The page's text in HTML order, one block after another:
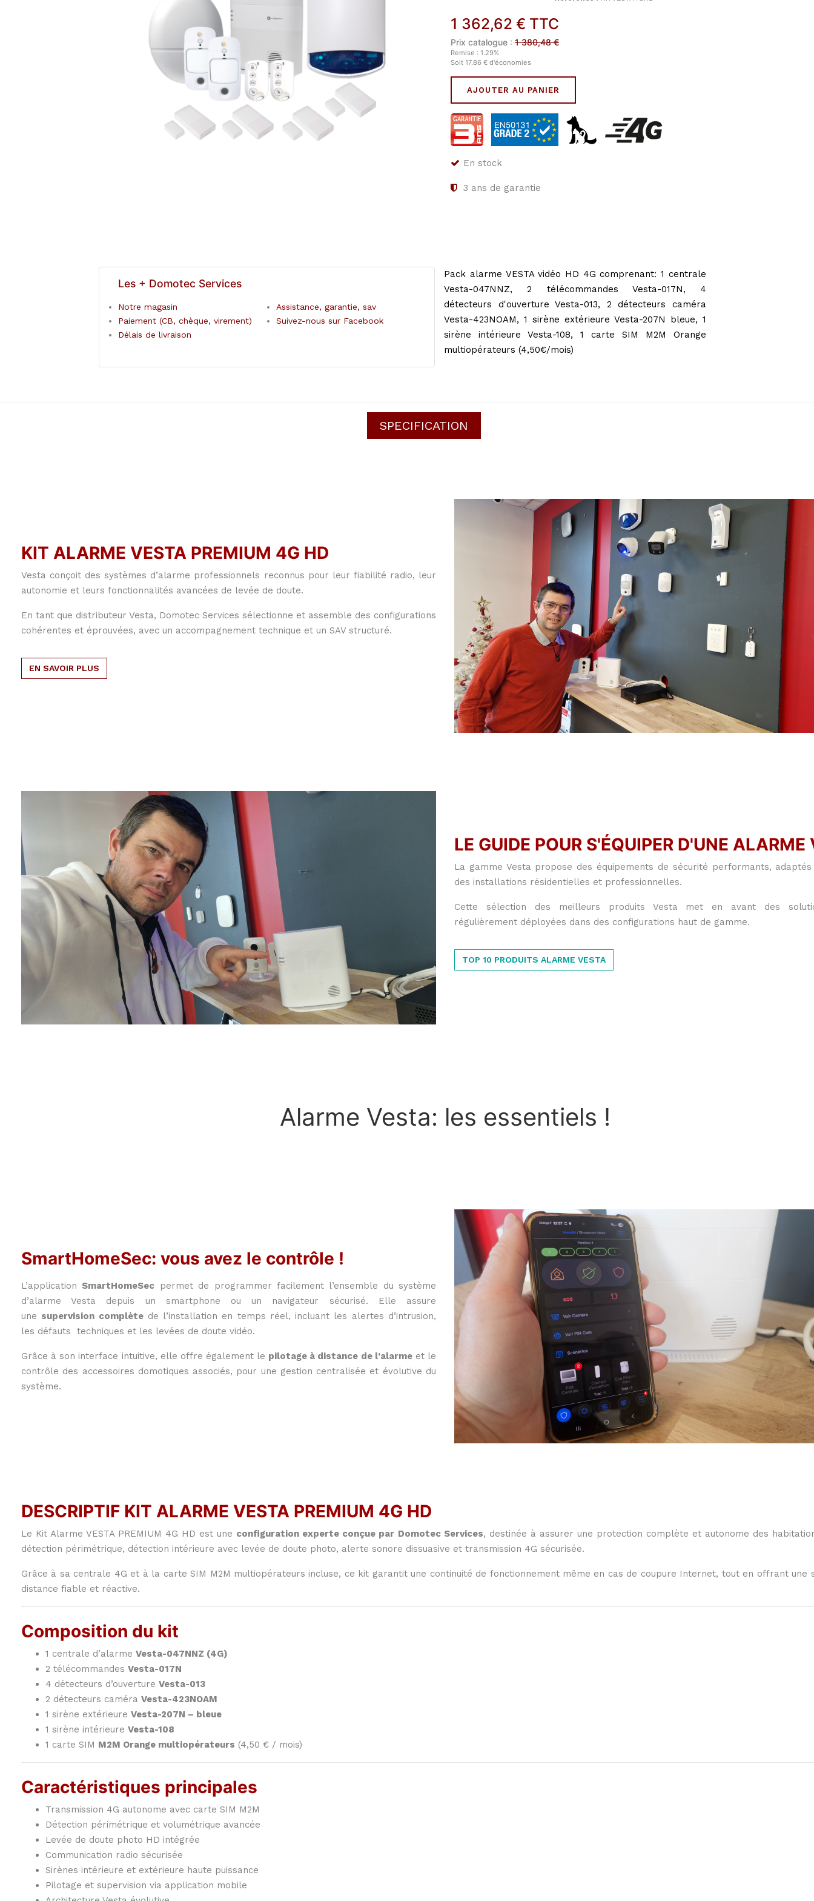
1 362,62 € TTC
Prix catalogue : 1 380,48€
Remise : 1.29%
Soit 17.86 € d'économies
AJOUTER AU PANIER
En stock
3 ans de garantie
Pack alarme VESTA vidéo HD 4G comprenant: 1 centrale
Vesta-047NNZ, 2 télécommandes Vesta-017N, 4
détecteurs d'ouverture Vesta-013, 2 détecteurs caméra
Vesta-423NOAM, 1 sirène extérieure Vesta-207N bleue, 1
sirène intérieure Vesta-108, 1 carte SIM M2M Orange
multiopérateurs (4,50€/mois)
Les + Domotec Services
Notre magasin
Paiement (CB, chèque, virement)
Délais de livraison
Assistance, garantie, sav
Suivez-nous sur Facebook
SPECIFICATION
KIT ALARME VESTA PREMIUM 4G HD
Vesta conçoit des systèmes d’alarme professionnels reconnus pour leur fiabilité radio, leur
autonomie et leurs fonctionnalités avancées de levée de doute.
En tant que distributeur Vesta, Domotec Services sélectionne et assemble des configurations
cohérentes et éprouvées, avec un accompagnement technique et un SAV structuré.
EN SAVOIR PLUS
LE GUIDE POUR S'ÉQUIPER D'UNE ALARME
La gamme Vesta propose des équipements de sécurité performants, adaptés
des installations résidentielles et professionnelles.
Cette sélection des meilleurs produits Vesta met en avant des
régulièrement déployées dans des configurations haut de gamme.
TOP 10 PRODUITS ALARME VESTA
Alarme Vesta: les essentiels !
SmartHomeSec: vous avez le contrôle !
L’application SmartHomeSec permet de programmer facilement l’ensemble du système
d’alarme Vesta depuis un smartphone ou un navigateur sécurisé. Elle assure
une supervision complètede l’installation en temps réel, incluant les alertes d’intrusion,
les défauts techniques et les levées de doute vidéo.
Grâce à son interface intuitive, elle offre également le pilotage à distance de l’alarmeet le
contrôle des accessoires domotiques associés, pour une gestion centralisée et évolutive du
système.
DESCRIPTIF KIT ALARME VESTA PREMIUM 4G HD
Le Kit Alarme VESTA PREMIUM 4G HD est une configuration experte conçue par Domotec Services, destinée à assurer une protection complète et autonome des
détection périmétrique, détection intérieure avec levée de doute photo, alerte sonore dissuasive et transmission 4G sécurisée.
Grâce à sa centrale 4G et à la carte SIM M2M multiopérateurs incluse, ce kit garantit une continuité de fonctionnement même en cas de coupure Internet, tout en offrant une
distance fiable et réactive.
Composition du kit
1 centrale d’alarme Vesta-047NNZ (4G)
2 télécommandes Vesta-017N
4 détecteurs d’ouverture Vesta-013
2 détecteurs caméra Vesta-423NOAM
1 sirène extérieure Vesta-207N – bleue
1 sirène intérieure Vesta-108
1 carte SIM M2M Orange multiopérateurs (4,50 € / mois)
Caractéristiques principales
Transmission 4G autonome avec carte SIM M2M
Détection périmétrique et volumétrique avancée
Levée de doute photo HD intégrée
Communication radio sécurisée
Sirènes intérieure et extérieure haute puissance
Pilotage et supervision via application mobile